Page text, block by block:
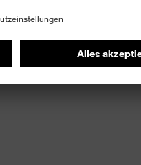
10 % recyceltem Granulat